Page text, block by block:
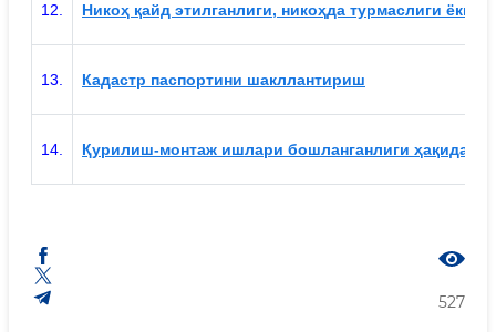
12. Никоҳ қайд этилганлиги, никоҳда турмаслиги ёки
13. Кадастр паспортини шакллантириш
14. Қурилиш-монтаж ишлари бошланганлиги ҳақида
527